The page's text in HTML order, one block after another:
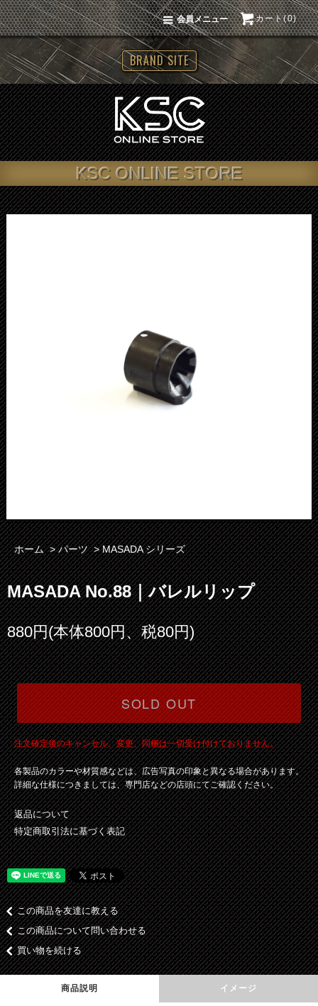
カート(0)
会員メニュー
BRAND SITE
KSC ONLINE STORE
ホーム >パーツ >MASADA シリーズ
MASADA No.88｜バレルリップ
880円(本体800円、税80円)
SOLD OUT
注文確定後のキャンセル、変更、同梱は一切受け付けておりません。
各製品のカラーや材質感などは、広告写真の印象と異なる場合があります。
詳細な仕様につきましては、専門店などの店頭にてご確認ください。
返品について
特定商取引法に基づく表記
この商品を友達に教える
この商品について問い合わせる
買い物を続ける
商品説明 イメージ